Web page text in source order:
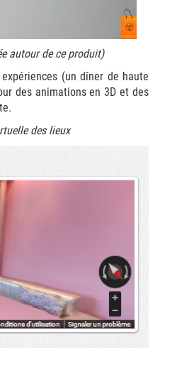
autour de ce produit)
(un dîner de haute
des animations en 3D et des
des lieux